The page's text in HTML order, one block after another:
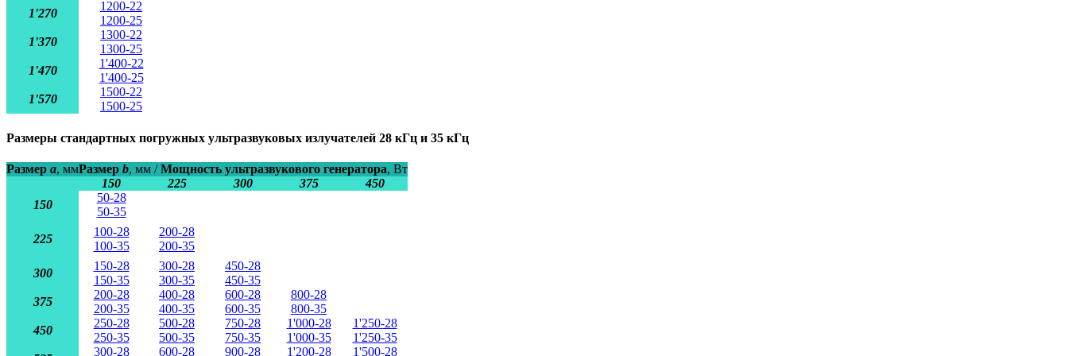
1'270
1200-22
1200-25
1'370
1300-22
1300-25
1'470
1'400-22
1'400-25
1'570
1500-22
1500-25
Размеры стандартных погружных ультразвуковых излучателей 28 кГц и 35 кГц
Размер a, ммРазмер b, мм /Мощность ультразвукового генератора, Вт
150
225 300 375
450
150
50-28
50-35
225
100-28
100-35
200-28
200-35
300
150-28
150-35
300-28
300-35
450-28
450-35
375
200-28
200-35
400-28
400-35
600-28
600-35
800-28
800-35
450
250-28
250-35
500-28
500-35
750-28
750-35
1'000-28
1'000-35
1'250-28
1'250-35
300-28 600-28 900-28 1'200-28 1'500-28